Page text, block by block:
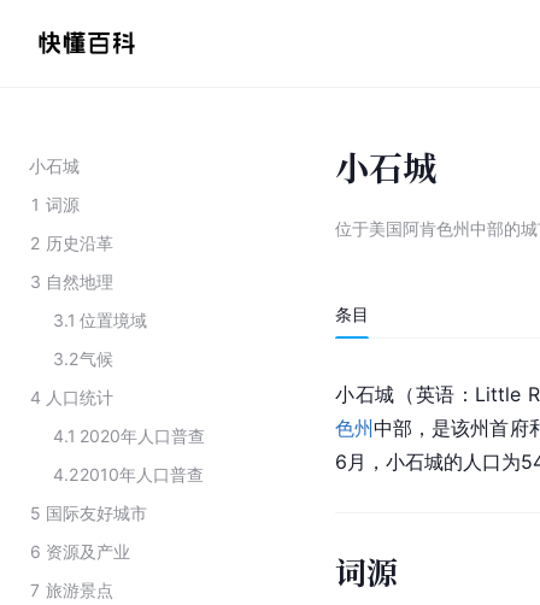
小石城
1 词源
2 历史沿革
3 自然地理
3.1 位置境域
3.2气候
4 人口统计
4.1 2020年人口普查
4.22010年人口普查
5 国际友好城市
6 资源及产业
7 旅游景点
小石城
位于美国阿肯色州中部的
条目
小石城（英语：Little
色州中部，是该州首府
6月，小石城的人口为
词源